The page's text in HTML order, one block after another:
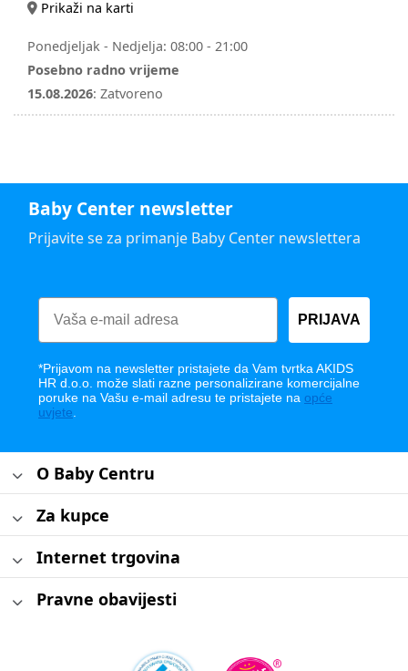
Prikaži na karti
Ponedjeljak - Nedjelja:08:00 - 21:00
Posebno radno vrijeme
15.08.2026:Zatvoreno
Baby Center newsletter
Prijavite se za primanje Baby Center newslettera
PRIJAVA
*Prijavom na newsletter pristajete da Vam tvrtka AKIDS
HR d.o.o. može slati razne personalizirane komercijalne
poruke na Vašu e-mail adresu te pristajete na opće
uvjete
O Baby Centru
Za kupce
Internet trgovina
Pravne obavijesti